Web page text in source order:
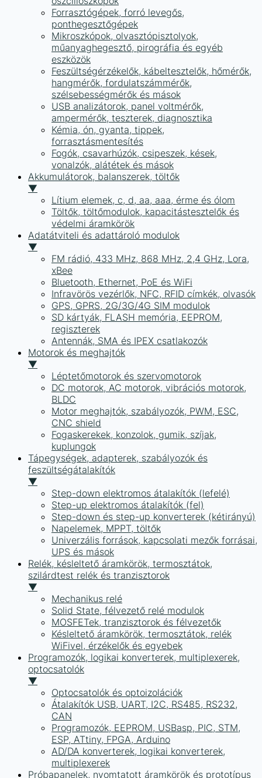
Forrasztógépek, forró levegős,
ponthegesztőgépek
Mikroszkópok, olvasztópisztolyok,
műanyaghegesztő, pirográfia és egyéb
eszközök
Feszültségérzékelők, kábeltesztelők, hőmérők,
hangmérők, fordulatszámmérők,
szélsebességmérők és mások
USB analizátorok, panel voltmérők,
ampermérők, teszterek, diagnosztika
Kémia, ón, gyanta, tippek,
forrasztásmentesítés
Fogók, csavarhúzók, csipeszek, kések,
vonalzók, alátétek és mások
Akkumulátorok, balanszerek, töltők
▼
Lítium elemek, c, d, aa, aaa, érme és ólom
Töltők, töltőmodulok, kapacitástesztelők és
védelmi áramkörök
Adatátviteli és adattároló modulok
▼
FM rádió, 433 MHz, 868 MHz, 2,4 GHz, Lora,
xBee
Bluetooth, Ethernet, PoE és WiFi
Infravörös vezérlők, NFC, RFID címkék, olvasók
GPS, GPRS, 2G/3G/4G SIM modulok
SD kártyák, FLASH memória, EEPROM,
regiszterek
Antennák, SMA és IPEX csatlakozók
Motorok és meghajtók
▼
Léptetőmotorok és szervomotorok
DC motorok, AC motorok, vibrációs motorok,
BLDC
Motor meghajtók, szabályozók, PWM, ESC,
CNC shield
Fogaskerekek, konzolok, gumik, szíjak,
kuplungok
Tápegységek, adapterek, szabályozók és
feszültségátalakítók
▼
Step-down elektromos átalakítók (lefelé)
Step-up elektromos átalakítók (fel)
Step-down és step-up konverterek (kétirányú)
Napelemek, MPPT, töltők
Univerzális források, kapcsolati mezők forrásai,
UPS és mások
Relék, késleltető áramkörök, termosztátok,
szilárdtest relék és tranzisztorok
▼
Mechanikus relé
Solid State, félvezető relé modulok
MOSFETek, tranzisztorok és félvezetők
Késleltető áramkörök, termosztátok, relék
WiFivel, érzékelők és egyebek
Programozók, logikai konverterek, multiplexerek,
optocsatolók
▼
Optocsatolók és optoizolációk
Átalakítók USB, UART, I2C, RS485, RS232,
CAN
Programozók, EEPROM, USBasp, PIC, STM,
ESP, ATtiny, FPGA, Arduino
AD/DA konverterek, logikai konverterek,
multiplexerek
Próbapanelek, nyomtatott áramkörök és prototípus